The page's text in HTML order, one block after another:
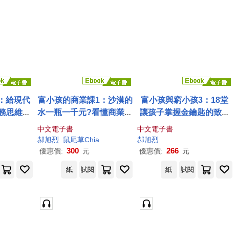
給現代
思維課
富小孩的商業課1：沙漠的
水一瓶一千元?看懂商業經
營的16個模式 (電子書)
中文電子書
郝旭烈
鼠尾草Chia
優惠價: 300 元
富小孩與窮小孩3：18堂
讓孩子掌握金鑰匙的致富
思維課 (電子書)
中文電子書
郝旭烈
優惠價: 266 元
紙 試閱 紙 試閱